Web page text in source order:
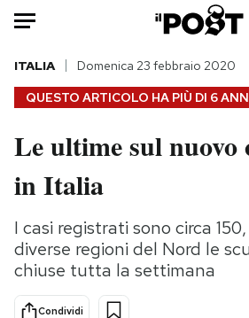
Auto
HOME
Italia
Politica
Tecnologia
Internet
Scienza
Cultura
Ok
QUESTO ARTICOLO HA PIÙ DI 6
ITALIA Domenica 23 febbraio 2020
Le ultime sul nuovo
in Italia
I casi registrati sono circa
diverse regioni del Nord le
chiuse tutta la settimana
Condividi